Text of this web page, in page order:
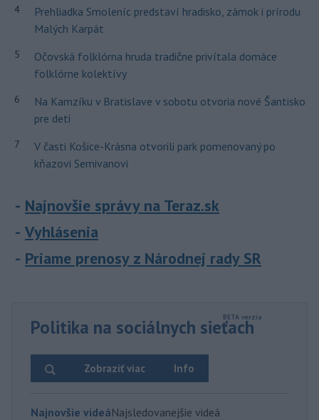
4
Prehliadka Smoleníc predstaví hradisko, zámok i prírodu
Malých Karpát
5
Očovská folklórna hruda tradične privítala domáce
folklórne kolektívy
6
Na Kamzíku v Bratislave v sobotu otvoria nové Šantisko
pre deti
7
V časti Košice-Krásna otvorili park pomenovaný po
kňazovi Semivanovi
Najnovšie správy na Teraz.sk
Vyhlásenia
Priame prenosy z Národnej rady SR
Politika na sociálnych sieťach
Info
Zobraziť viac
Najnovšie videáNajsledovanejšie videá